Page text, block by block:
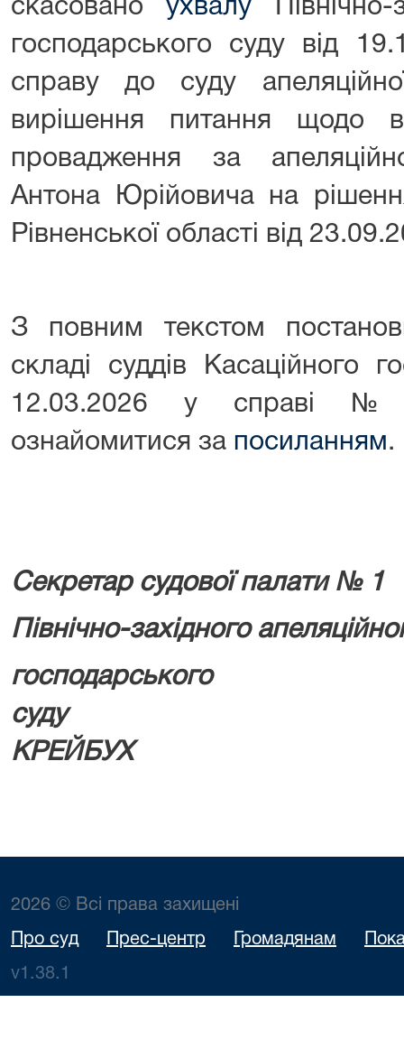
скасованоухвалу Північно-
господарського суду від
справу до суду
вирішення питання щодо
провадження за
Антона Юрійовича на
Рівненської області від
З повним текстом
складі суддів Касаційного
12.03.2026 у справі
ознайомитися за посиланням.
Секретар судової палати № 1
Північно-західного
господарського
суду
КРЕЙБУХ
2026 © Всі права захищені
Про суд Прес-центр Громадянам
v1.38.1